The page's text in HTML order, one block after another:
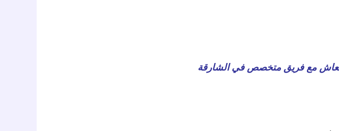
مع فريق متخصص في الشارقة